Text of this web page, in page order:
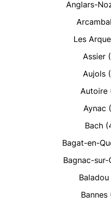
Anglars-
Les
Assier
Aujols
Autoire
Aynac
Bach
Bagat-en-
Bagnac-